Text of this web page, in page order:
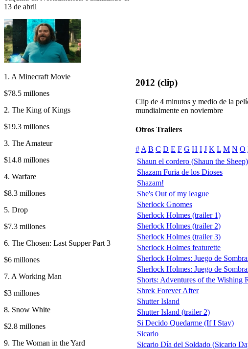
13 de abril
1. A Minecraft Movie
$78.5 millones
2. The King of Kings
$19.3 millones
3. The Amateur
$14.8 millones
4. Warfare
$8.3 millones
5. Drop
$7.3 millones
6. The Chosen: Last Supper Part 3
$6 millones
7. A Working Man
$3 millones
8. Snow White
$2.8 millones
9. The Woman in the Yard
2012 (clip)
Clip de 4 minutos y medio de la
mundialmente en noviembre
Otros Trailers
# A B C D E F G H I J K L M N O
Shaun el cordero (Shaun the Sheep)
Shazam Furia de los Dioses
Shazam!
She's Out of my league
Sherlock Gnomes
Sherlock Holmes (trailer 1)
Sherlock Holmes (trailer 2)
Sherlock Holmes (trailer 3)
Sherlock Holmes featurette
Sherlock Holmes: Juego de
Sherlock Holmes: Juego de
Shorts: Adventures of the Wishing
Shrek Forever After
Shutter Island
Shutter Island (trailer 2)
Si Decido Quedarme (If I Stay)
Sicario
Sicario Día del Soldado (Sicario